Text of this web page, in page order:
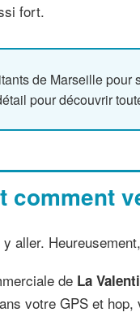
fort.
de Marseille
pour découvrir
aller.
de La
votre GPS et